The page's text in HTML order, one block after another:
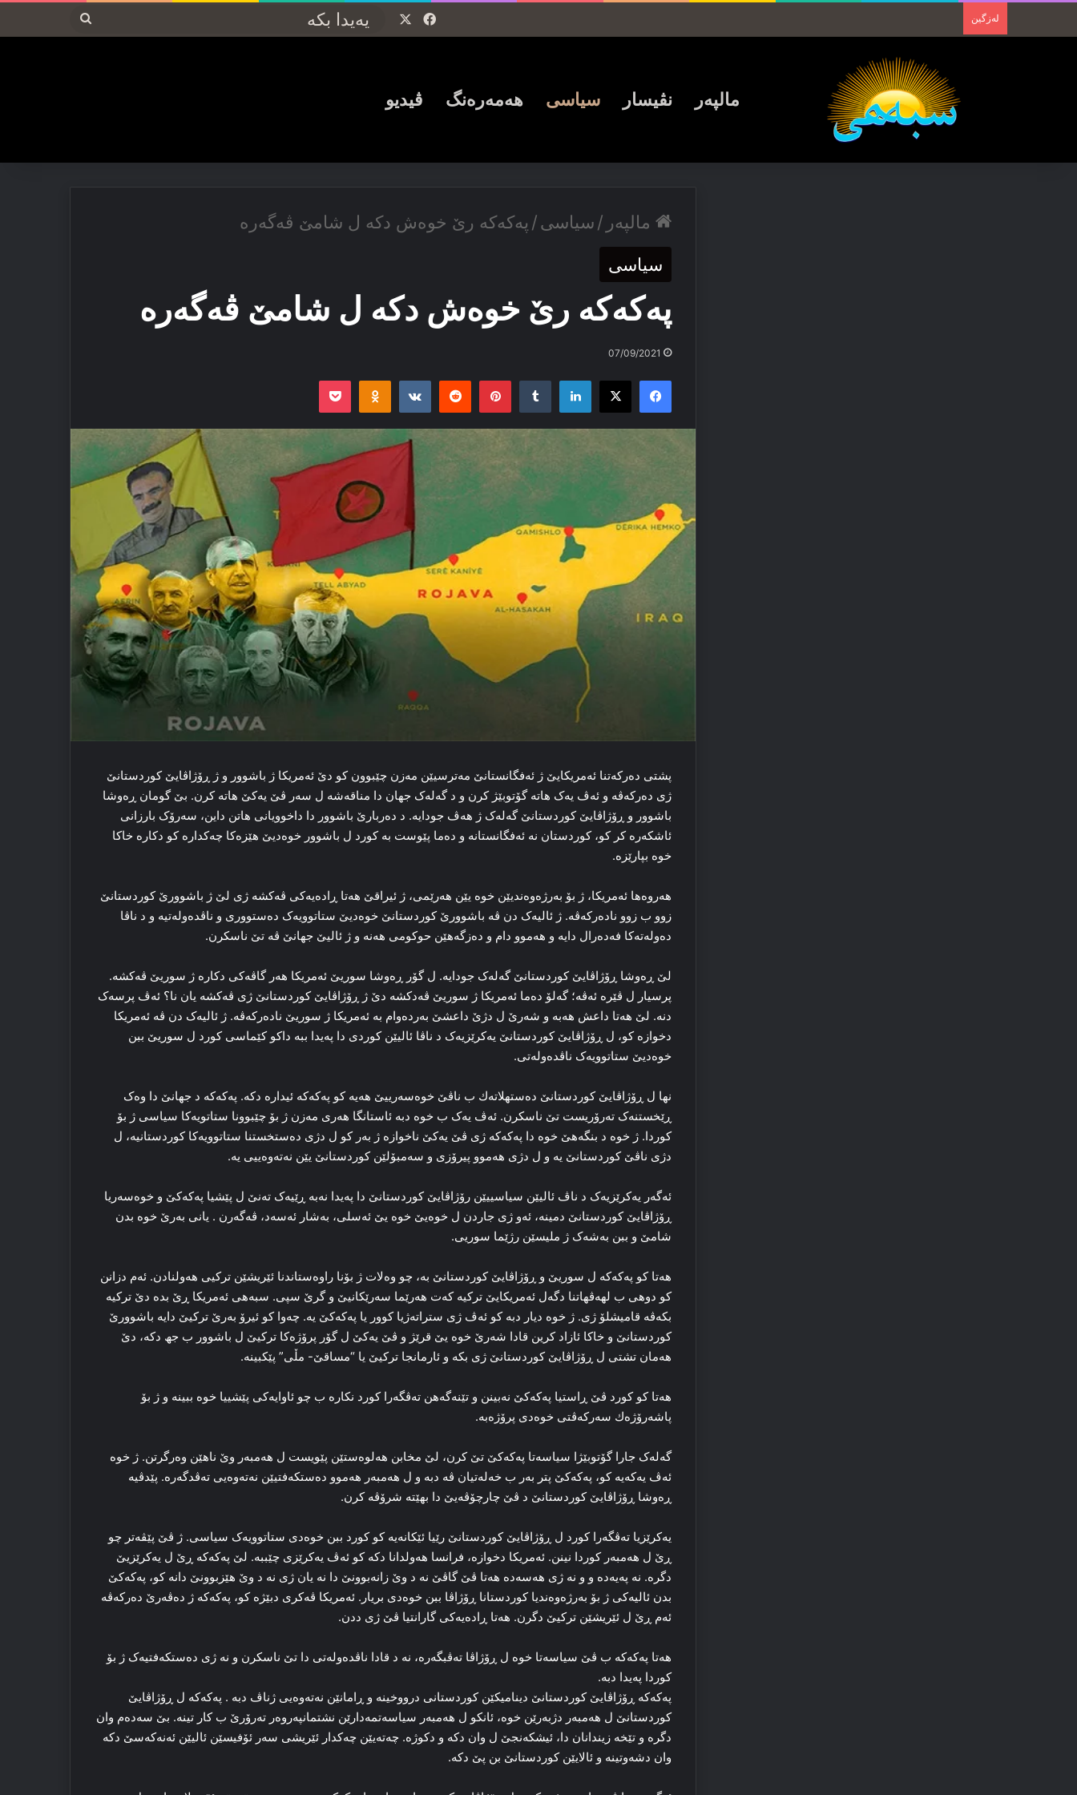
لەزگین Facebook
پەیدا
مالپەر نڤیسار سیاسی ھەمەرەنگ ڤیدیو
مالپەر /سیاسی/ پەكەكە رێ خوەش دكە ل شامێ ڤەگەرە
سیاسی
پەكەكە رێ خوەش دكە ل شامێ ڤەگەرە
07/09/2021
Facebook
X
LinkedIn
Tumblr
Pinterest
Reddit
VKontakte
Odnoklassniki
Pocket
پشتی ده‌رکه‌تنا ئەمریکایێ ژ ئه‌فگانستانێ مه‌ترسیێن مه‌زن چێبوون کو دێ ئەمریكا ژ باشوور و ژ ڕۆژاڤایێ کوردستانێ
ژی ده‌رکه‌ڤه‌ و ئه‌ڤ یه‌ک هاته‌ گۆتوبێژ کرن و د گه‌له‌ک جهان دا مناقه‌شه‌ ل سه‌ر ڤێ یه‌کێ هاته‌ کرن. بێ گومان ڕه‌وشا
باشوور و ڕۆژاڤایێ کوردستانێ گه‌له‌ک ژ هه‌ڤ جودایه‌. د ده‌ربارێ باشوور دا داخوویانی هاتن داین، سه‌رۆک بارزانی
ئاشکه‌ره‌ کر کو، کوردستان نه‌ ئه‌فگانستانە و ده‌ما پێوست بە کورد ل باشوور خوه‌دیێ هێزه‌کا چه‌کدارە کو دکاره‌ خاکا
خوه‌ بپارێزه‌.
هه‌روه‌ها ئەمریكا، ژ بۆ به‌رژه‌وه‌ندیێن خوه‌ یێن هه‌رێمی، ژ ئیراقێ هه‌تا ڕاده‌یه‌کی ڤه‌کشه‌ ژی لێ ژ باشوورێ كوردستانێ
زوو ب زوو نادەركەڤە. ژ ئالیه‌ک دن ڤه‌ باشوورێ کوردستانێ خوه‌دیێ ستاتوویه‌ک دەستووری و ناڤده‌وله‌تیه‌ و د ناڤا
ده‌وله‌ته‌کا فه‌ده‌رال دایە و هه‌موو دام و ده‌زگه‌هێن حوکومی هه‌نه‌ و ژ ئالیێ جهانێ ڤه‌ تێ ناسکرن.
لێ ڕه‌وشا ڕۆژاڤایێ کوردستانێ گه‌له‌ک جودایه‌. ل گۆر ڕه‌وشا سوریێ ئەمریكا هه‌ر گاڤه‌کی دکاره‌ ژ سوریێ ڤه‌کشه‌.
پرسیار ل ڤێرە ئەڤە؛ گه‌لۆ ده‌ما ئەمریكا ژ سوریێ ڤه‌دکشه‌ دێ ژ ڕۆژاڤایێ کوردستانێ ژی ڤه‌کشه‌ یان نا؟ ئه‌ڤ پرسه‌ک
دنه‌. لێ هه‌تا داعش هه‌به‌ و شه‌رێ ل دژێ داعشێ به‌رده‌وام به‌ ئەمریكا ژ سوریێ نادەرکه‌ڤه‌. ژ ئالیه‌ک دن ڤه‌ ئەمریكا
دخوازه‌ کو، ل ڕۆژاڤایێ کوردستانێ یه‌کرێزیه‌ک د ناڤا ئالیێن کوردی دا په‌یدا ببه‌ داکو کێماسی کورد ل سوریێ ببن
خوه‌دیێ ستاتوویه‌ک ناڤده‌وله‌تی.
نها ل ڕۆژاڤایێ کوردستانێ ده‌ستهلاتەك ب ناڤێ خوه‌سه‌رییێ ھەیە کو پەکەکە ئیدارە دكە. پەکەکە د جهانێ دا وه‌ک
ڕێخستنه‌ک ته‌رۆریست تێ ناسکرن. ئه‌ڤ یه‌ک ب خوه‌ دبه‌ ئاستانگا هه‌ری مه‌زن ژ بۆ چێبوونا ستاتویه‌کا سیاسی ژ بۆ
کوردا. ژ خوه‌ د بنگه‌هێ خوه‌ دا پەكەكە ژی ڤێ یه‌کێ ناخوازه‌ ژ به‌ر کو ل دژی ده‌ستخستنا ستاتوویه‌کا کوردستانیه‌، ل
دژی ناڤێ کوردستانێ یە و ل دژی ھەموو پیرۆزی و سه‌مبۆلێن کوردستانێ یێن نه‌ته‌وەییی یە.
ئه‌گه‌ر یه‌کرێزیه‌ک د ناڤ ئالیێن سیاسییێن رۆژاڤایێ كوردستانێ دا په‌یدا نه‌به‌ ڕێیه‌ک ته‌نێ ل پێشیا پەکەکێ و خوەسەریا
ڕۆژاڤایێ کوردستانێ دمینه‌، ئه‌و ژی جاردن ل خوه‌یێ خوه‌ یێ ئەسلی، بەشار ئەسەد، ڤه‌گه‌رن . یانی به‌رێ خوه‌ بدن
شامێ و ببن به‌شه‌ک ژ ملیسێن رژێما سوریی.
هه‌تا کو پەکەکە ل سوریێ و ڕۆژاڤایێ کوردستانێ به‌، چو وه‌لات ژ بۆنا راوەستاندنا ئێریشێن ترکیی ھەولنادن. ئەم دزانن
كو دوھی ب لهه‌ڤهاتنا دگەل ئەمریكایێ ترکیه‌ که‌ت هه‌رێما سه‌رێکانیێ و گرێ سپی. سبه‌هی ئەمریكا ڕێ بده‌ دێ تركیە
بکه‌ڤە قامیشلۆ ژی. ژ خوه‌ دیار دبە كو ئه‌ڤ ژی ستراته‌ژیا کوور یا پەكەكێ یه‌. چه‌وا کو ئیرۆ به‌رێ ترکیێ دایه‌ باشوورێ
کوردستانێ و خاکا ئازاد کرین قادا شه‌رێ خوه‌ یێ قرێژ و ڤێ یه‌کێ ل گۆر پرۆژه‌کا ترکیێ ل باشوور ب جھ دکه‌، دێ
هه‌مان تشتی ل ڕۆژاڤایێ کوردستانێ ژی بکه‌ و ئارمانجا ترکیێ یا “مساقێ- مڵی” پێکبینه‌.
هه‌تا كو كورد ڤێ ڕاستیا پەکەکێ نەبینن و تێنەگەھن ته‌ڤگه‌را کورد نکاره‌ ب چو ئاوایه‌کی پێشییا خوه‌ ببینه‌ و ژ بۆ
پاشەرۆژەك سه‌رکه‌ڤتی خوه‌دی پرۆژه‌به‌.
گه‌له‌ک جارا گۆتوبێژا سیاسه‌تا پەکەکێ تێ کرن، لێ مخابن هه‌لوه‌ستێن پێویست ل ھەمبەر وێ ناھێن وەرگرتن. ژ خوه‌
ئه‌ڤ یه‌که‌یە کو، پەکەکێ پتر به‌ر ب خه‌له‌تیان ڤه‌ دبه‌ و ل هەمبه‌ر هه‌موو ده‌ستکه‌فتیێن نه‌ته‌وەیی ته‌ڤدگه‌ره‌. پێدڤیە
ڕه‌وشا ڕۆژاڤایێ کوردستانێ د ڤێ چارچۆڤه‌یێ دا بھێتە شرۆڤه‌ کرن.
یه‌کرێزیا ته‌ڤگه‌را کورد ل ڕۆژاڤایێ كوردستانێ رێیا ئێكانەیە کو کورد ببن خوه‌دی ستاتوویه‌ک سیاسی. ژ ڤێ پێڤه‌تر چو
ڕێ ل هەمبه‌ر کوردا نینن. ئەمریكا دخوازه‌، فرانسا هه‌ولدانا دکه‌ کو ئه‌ڤ یه‌کرێزی چێببە. لێ پەكەكە ڕێ ل یه‌کرێزیێ
دگره‌. نه‌ پەیەدە و و نه‌ ژی ھەسەدە هه‌تا ڤێ گاڤێ نه‌ د وێ زانه‌بوونێ دا نه‌ یان ژی نه‌ د وێ هێزبوونێ دانە کو، پەكەكێ
بدن ئالیه‌کی ژ بۆ به‌رژه‌وه‌ندیا کوردستانا ڕۆژاڤا ببن خوه‌دی بریار. ئەمریكا ڤه‌کری دبێژه‌ کو، پەكەكە ژ ده‌ڤه‌رێ ده‌رکه‌ڤه‌
ئه‌م ڕێ ل ئێریشێن ترکیێ دگرن. هه‌تا ڕاده‌یه‌کی گارانتیا ڤێ ژی ددن.
هه‌تا پەكەكە ب ڤێ سیاسه‌تا خوه‌ ل ڕۆژاڤا ته‌ڤبگه‌ره‌، نه‌ د قادا ناڤده‌وله‌تی دا تێ ناسکرن و نه‌ ژی ده‌ستکه‌فتیه‌ک ژ بۆ
کوردا په‌یدا دبه‌.
پەكەكە ڕۆژاڤایێ کوردستانێ دینامیکێن کوردستانی درووخینه‌ و ڕامانێن نه‌ته‌وەیی ژناڤ دبه‌ . پەکەکە ل ڕۆژاڤایێ
کوردستانێ ل هەمبه‌ر دژبه‌رێن خوه‌، ئانكو ل هەمبه‌ر سیاسه‌تمه‌دارێن نشتمانپه‌روه‌ر ته‌رۆرێ ب کار تینه‌. بێ سه‌ده‌م وان
دگره‌ و تێخه‌ زیندانان دا، ئیشکه‌نجێ ل وان دکه‌ و دکوژه‌. چه‌ته‌یێن چه‌کدار ئێریشی سەر ئۆفیسێن ئالیێن ئه‌نەکەسێ دکه‌
وان دشه‌وتینه‌ و ئالایێن کوردستانێ بن پێ دکە.